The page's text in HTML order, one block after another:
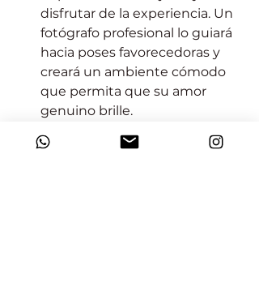
disfrutar de la experiencia. Un
fotógrafo profesional lo guiará
hacia poses favorecedoras y
creará un ambiente cómodo
que permita que su amor
genuino brille.